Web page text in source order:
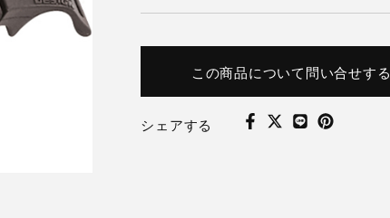
この商品について問い合せする
シェアする